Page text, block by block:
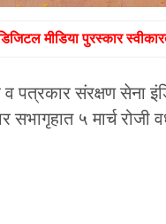
मीडिया पुरस्कार
व पत्रकार संरक्षण सेना
सभागृहात ५ मार्च रोजी